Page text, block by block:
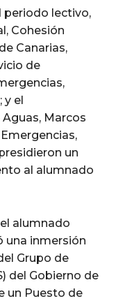
periodo lectivo,
Cohesión
Canarias,
de
el
Marcos
un
al alumnado
alumnado
una inmersión
Grupo de
del Gobierno de
un Puesto de